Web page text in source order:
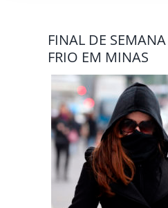
FINAL DE
FRIO EM MINAS